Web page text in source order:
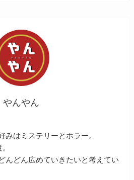
やんやん
みはミステリーとホラー。
んどん広めていきたいと考えてい